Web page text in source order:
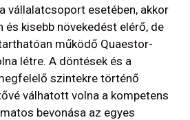
vállalatcsoport esetében, akkor
és kisebb növekedést elérő, de
működő Quaestor-
létre. A döntések és a
szintekre történő
válhatott volna a kompetens
bevonása az egyes